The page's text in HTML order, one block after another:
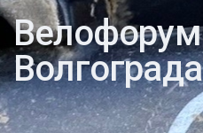
Велофорум
Волгограда